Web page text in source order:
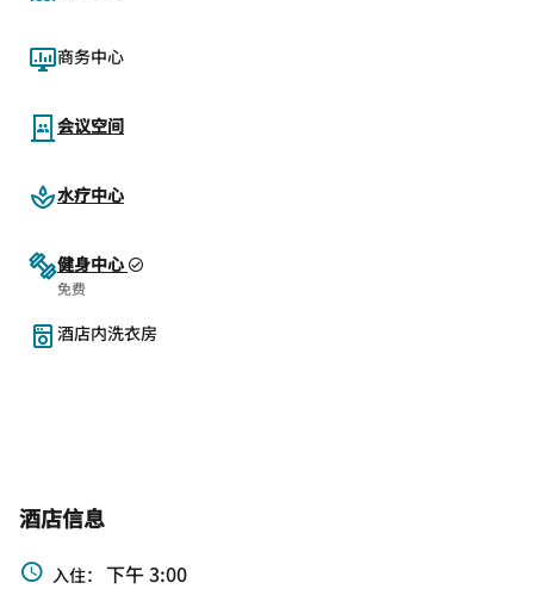
商务中心
会议空间
水疗中心
健身中心
免费
酒店内洗衣房
酒店信息
入住： 下午 3:00